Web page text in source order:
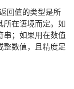
回值的类型是所
所在语境而定。如
串；如果用在数值
整数值，且精度足